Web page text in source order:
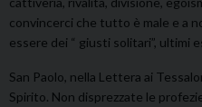
convincerci che tutto è male e a
essere dei “ giusti solitari”, ultimi
San Paolo, nella Lettera ai
Spirito. Non disprezzate le